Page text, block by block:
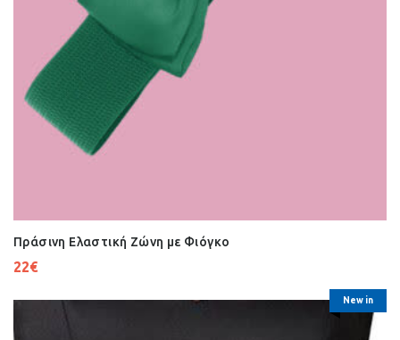
Πράσινη Ελαστική Ζώνη με Φιόγκο
22€
New in